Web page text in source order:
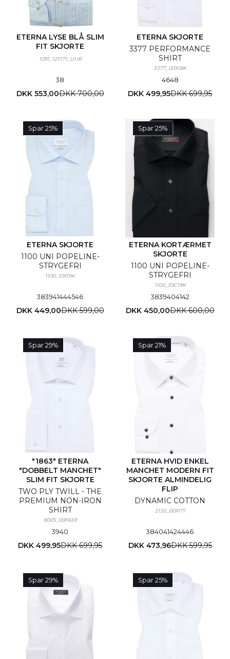
ETERNA LYSE BLÅ SLIM
FIT SKJORTE
1091_12F171_UUB
38
DKK 553,00DKK 700,00
ETERNA SKJORTE
3377 PERFORMANCE
SHIRT
3377_00X18K
4648
DKK 499,95DKK 699,95
Spar 25%
ETERNA SKJORTE
1100 UNI POPELINE-
STRYGEFRI
1100_10X19K
383941444546
DKK 449,00DKK 599,00
Spar 25%
ETERNA KORTÆRMET
SKJORTE
1100 UNI POPELINE-
STRYGEFRI
1100_39C19K
3839404142
DKK 450,00DKK 600,00
Spar 29%
"1863" ETERNA
"DOBBELT MANCHET"
SLIM FIT SKJORTE
TWO PLY TWILL - THE
PREMIUM NON-IRON
SHIRT
8005_00F659
3940
DKK 499,95DKK 699,95
Spar 21%
ETERNA HVID ENKEL
MANCHET MODERN FIT
SKJORTE ALMINDELIG
FLIP
DYNAMIC COTTON
2132_00X171
384041424446
DKK 473,96DKK 599,95
Spar 29% Spar 25%